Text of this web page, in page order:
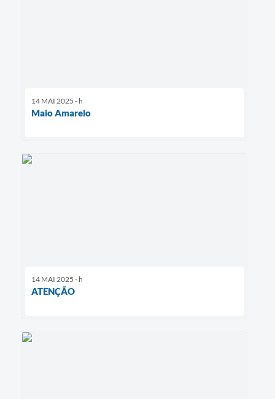
14 MAI 2025 - h
Maio Amarelo
14 MAI 2025 - h
ATENÇÃO